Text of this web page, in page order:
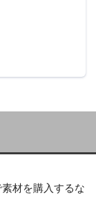
材を購入するな